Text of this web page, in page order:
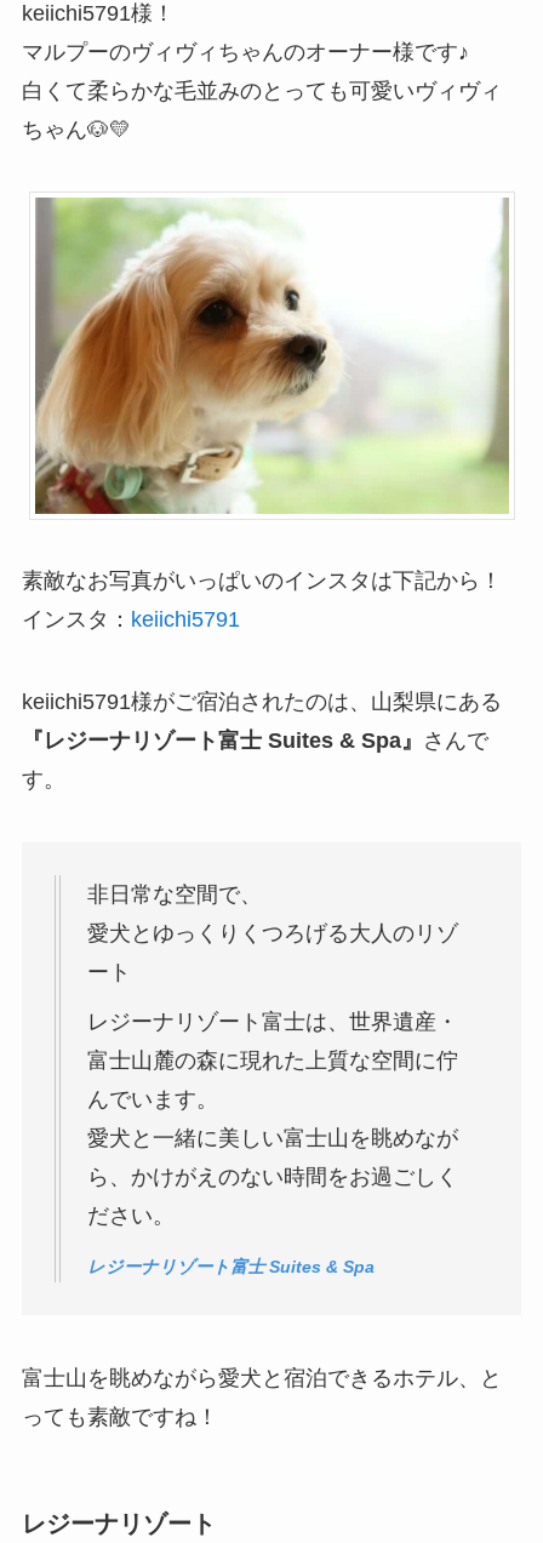
keiichi5791様！
マルプーのヴィヴィちゃんのオーナー様です♪
白くて柔らかな毛並みのとっても可愛いヴィヴィ
ちゃん🐶💛
素敵なお写真がいっぱいのインスタは下記から！
インスタ： keiichi5791
keiichi5791様がご宿泊されたのは、山梨県にある
『レジーナリゾート富士 Suites & Spa』 さんで
す。
非日常な空間で、
愛犬とゆっくりくつろげる大人のリゾ
ート
レジーナリゾート富士は、世界遺産・
富士山麓の森に現れた上質な空間に佇
んでいます。
愛犬と一緒に美しい富士山を眺めなが
ら、かけがえのない時間をお過ごしく
ださい。
レジーナリゾート富士 Suites & Spa
富士山を眺めながら愛犬と宿泊できるホテル、と
っても素敵ですね！
レジーナリゾート